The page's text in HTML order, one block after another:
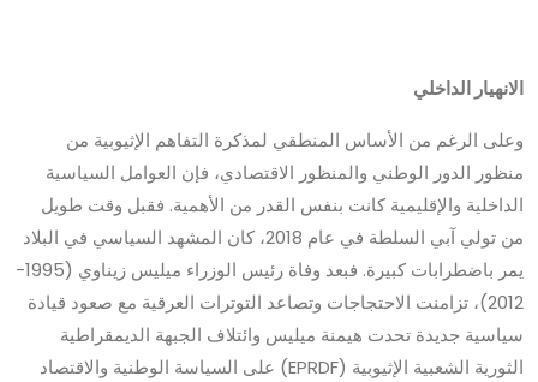
الانهيار الداخلي
وعلى الرغم من الأساس المنطقي لمذكرة التفاهم الإثيوبية من
منظور الدور الوطني والمنظور الاقتصادي، فإن العوامل السياسية
الداخلية والإقليمية كانت بنفس القدر من الأهمية. فقبل وقت طويل
من تولي آبي السلطة في عام 2018، كان المشهد السياسي في البلاد
يمر باضطرابات كبيرة. فبعد وفاة رئيس الوزراء ميليس زيناوي (1995-
2012)، تزامنت الاحتجاجات وتصاعد التوترات العرقية مع صعود قيادة
سياسية جديدة تحدت هيمنة ميليس وائتلاف الجبهة الديمقراطية
الثورية الشعبية الإثيوبية (EPRDF) على السياسة الوطنية والاقتصاد